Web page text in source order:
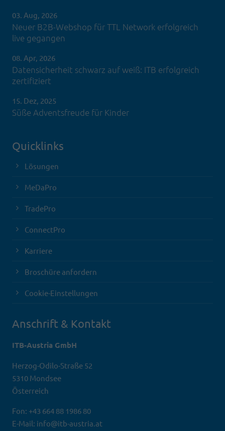
03. Aug, 2026
Neuer B2B-Webshop für TTL Network erfolgreich
live gegangen
08. Apr, 2026
Datensicherheit schwarz auf weiß: ITB erfolgreich
zertifiziert
15. Dez, 2025
Süße Adventsfreude für Kinder
Quicklinks
Lösungen
MeDaPro
TradePro
ConnectPro
Karriere
Broschüre anfordern
Cookie-Einstellungen
Anschrift & Kontakt
ITB-Austria GmbH
Herzog-Odilo-Straße 52
5310 Mondsee
Österreich
Fon: +43 664 88 1986 80
E-Mail: info@itb-austria.at